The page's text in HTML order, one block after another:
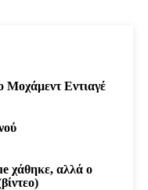
Μοχάμεντ Εντιαγέ
χάθηκε, αλλά ο